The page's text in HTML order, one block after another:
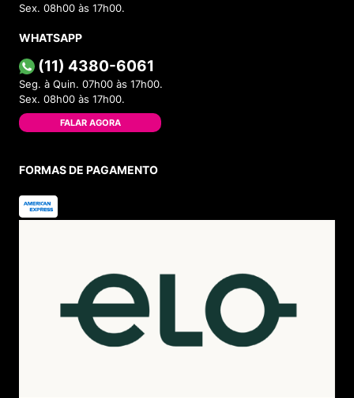
Sex. 08h00 às 17h00.
WHATSAPP
(11) 4380-6061
Seg. à Quin. 07h00 às 17h00.
Sex. 08h00 às 17h00.
FALAR AGORA
FORMAS DE PAGAMENTO